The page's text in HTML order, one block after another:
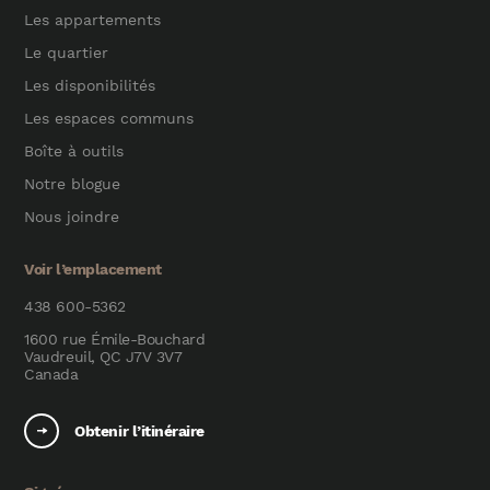
Les appartements
Le quartier
Les disponibilités
Les espaces communs
Boîte à outils
Notre blogue
Nous joindre
Voir l’emplacement
438 600-5362
1600 rue Émile-Bouchard
Vaudreuil, QC J7V 3V7
Canada
Obtenir l’itinéraire